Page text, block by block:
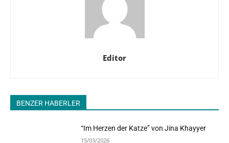
Editor
BENZER HABERLER
“Im Herzen der Katze” von Jina Khayyer
15/03/2026